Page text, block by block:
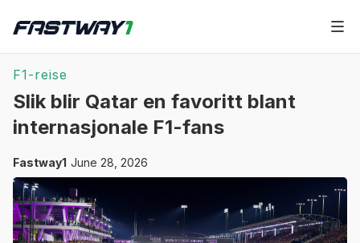
F1-reise
Slik blir Qatar en favoritt blant
internasjonale F1-fans
Fastway1 June 28, 2026